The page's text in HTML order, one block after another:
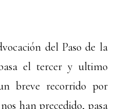
del Paso de la
el tercer y ultimo
breve recorrido por
han precedido, pasa